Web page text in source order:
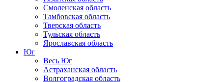
Смоленская область
Тамбовская область
Тверская область
Тульская область
Ярославская область
Юг
Весь Юг
Астраханская область
Волгоградская область